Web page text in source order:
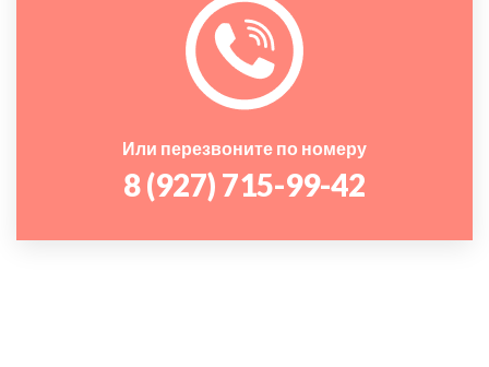
Или перезвоните по номеру
8 (927) 715-99-42